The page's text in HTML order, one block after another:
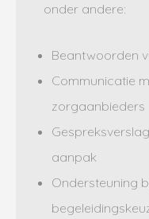
onder andere:
Beantwoorden
Communicatie
zorgaanbieders
aanpak
Ondersteuning